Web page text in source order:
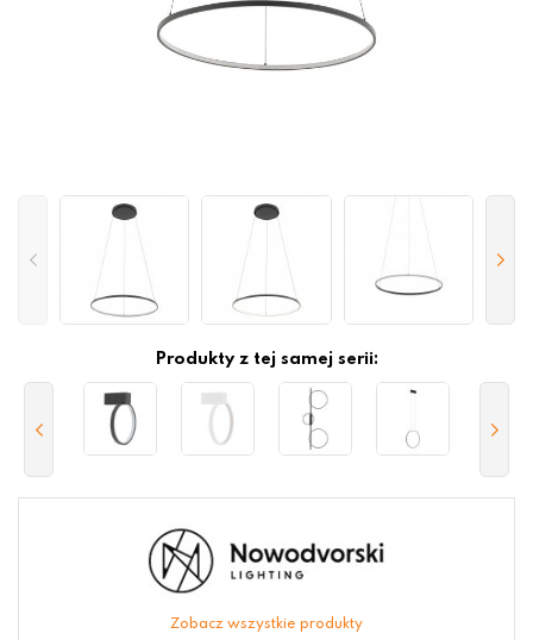
Produkty z tej samej serii:
Zobacz wszystkie produkty